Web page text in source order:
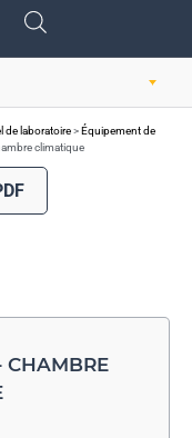
de laboratoire>Équipement de
climatique
CHAMBRE